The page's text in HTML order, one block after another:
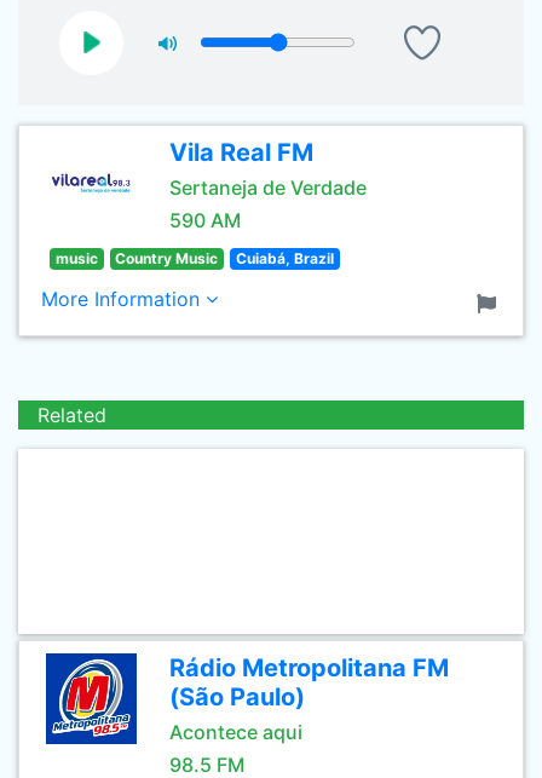
Vila Real FM
Sertaneja de Verdade
590 AM
music Country Music Cuiabá, Brazil
More Information
Related
Rádio Metropolitana FM
(São Paulo)
Acontece aqui
98.5 FM